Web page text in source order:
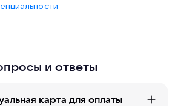
и ответы
карта для оплаты